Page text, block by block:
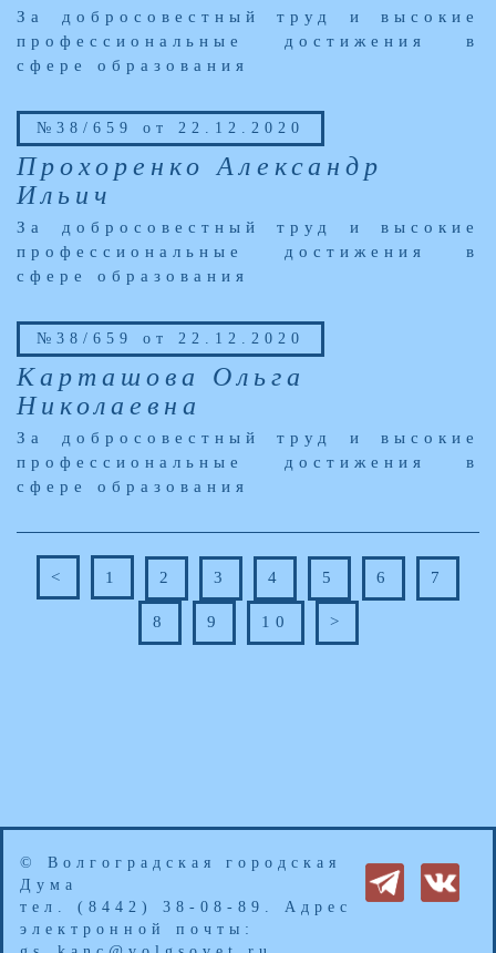
За добросовестный труд и высокие
профессиональные достижения в
сфере образования
№38/659 от 22.12.2020
Прохоренко Александр
Ильич
За добросовестный труд и высокие
профессиональные достижения в
сфере образования
№38/659 от 22.12.2020
Карташова Ольга
Николаевна
За добросовестный труд и высокие
профессиональные достижения в
сфере образования
< 1 2 3 4 5 6 7
8 9 10 >
© Волгоградская городская
Дума
тел. (8442) 38-08-89. Адрес
электронной почты: